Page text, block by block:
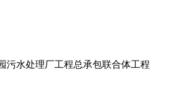
污水处理厂工程总承包联合体工程